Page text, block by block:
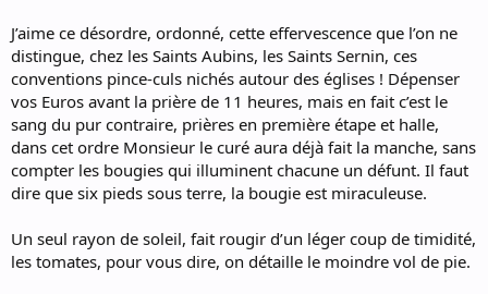
J’aime ce désordre, ordonné, cette effervescence que l’on ne
distingue, chez les Saints Aubins, les Saints Sernin, ces
conventions pince-culs nichés autour des églises ! Dépenser
vos Euros avant la prière de 11 heures, mais en fait c’est le
sang du pur contraire, prières en première étape et halle,
dans cet ordre Monsieur le curé aura déjà fait la manche, sans
compter les bougies qui illuminent chacune un défunt. Il faut
dire que six pieds sous terre, la bougie est miraculeuse.
Un seul rayon de soleil, fait rougir d’un léger coup de timidité,
les tomates, pour vous dire, on détaille le moindre vol de pie.